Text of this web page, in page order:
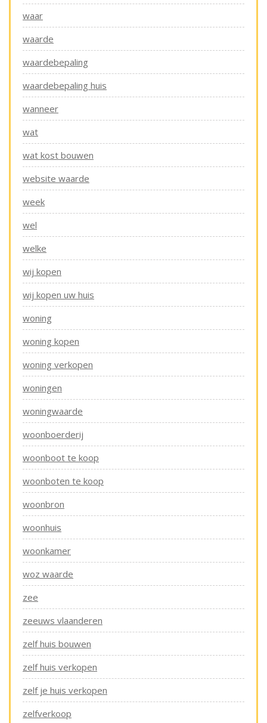
waar
waarde
waardebepaling
waardebepaling huis
wanneer
wat
wat kost bouwen
website waarde
week
wel
welke
wij kopen
wij kopen uw huis
woning
woning kopen
woning verkopen
woningen
woningwaarde
woonboerderij
woonboot te koop
woonboten te koop
woonbron
woonhuis
woonkamer
woz waarde
zee
zeeuws vlaanderen
zelf huis bouwen
zelf huis verkopen
zelf je huis verkopen
zelfverkoop